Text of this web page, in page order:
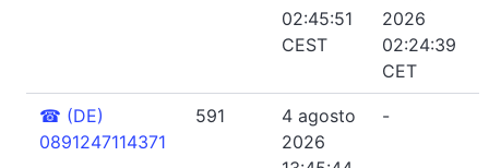
02:45:51
CEST
2026
02:24:39
CET
☎ (DE)
0891247114371
591
4 agosto
2026
-